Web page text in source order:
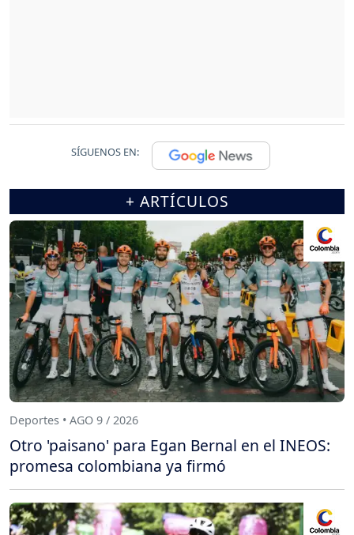
SÍGUENOS EN:
+ ARTÍCULOS
Deportes • AGO 9 / 2026
Otro 'paisano' para Egan Bernal en el INEOS:
promesa colombiana ya firmó